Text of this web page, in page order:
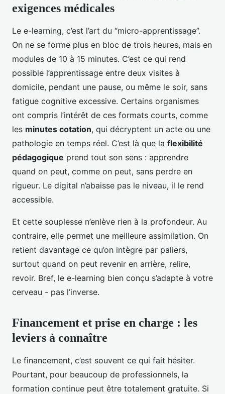
exigences médicales
Le e-learning, c’est l’art du “micro-apprentissage”.
On ne se forme plus en bloc de trois heures, mais en
modules de 10 à 15 minutes. C’est ce qui rend
possible l’apprentissage entre deux visites à
domicile, pendant une pause, ou même le soir, sans
fatigue cognitive excessive. Certains organismes
ont compris l’intérêt de ces formats courts, comme
les minutes cotation, qui décryptent un acte ou une
pathologie en temps réel. C’est là que la flexibilité
pédagogique prend tout son sens : apprendre
quand on peut, comme on peut, sans perdre en
rigueur. Le digital n’abaisse pas le niveau, il le rend
accessible.
Et cette souplesse n’enlève rien à la profondeur. Au
contraire, elle permet une meilleure assimilation. On
retient davantage ce qu’on intègre par paliers,
surtout quand on peut revenir en arrière, relire,
revoir. Bref, le e-learning bien conçu s’adapte à votre
cerveau - pas l’inverse.
Financement et prise en charge : les
leviers à connaître
Le financement, c’est souvent ce qui fait hésiter.
Pourtant, pour beaucoup de professionnels, la
formation continue peut être totalement gratuite. Si